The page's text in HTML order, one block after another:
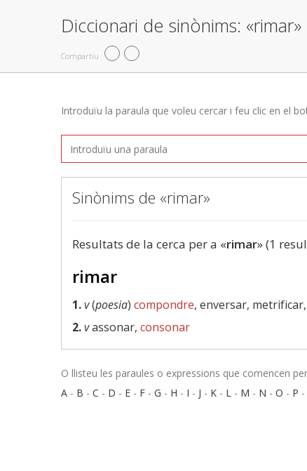
Diccionari de sinònims: «rimar»
Compartiu
Introduïu la paraula que voleu cercar i feu clic en el
Sinònims de «rimar»
Resultats de la cerca per a «rimar» (1
rimar
1.v(poesia) compondre, enversar,
2.vassonar, consonar
O llisteu les paraules o expressions que comencen
A - B - C - D - E - F - G - H - I - J - K - L - M - N - O - P -